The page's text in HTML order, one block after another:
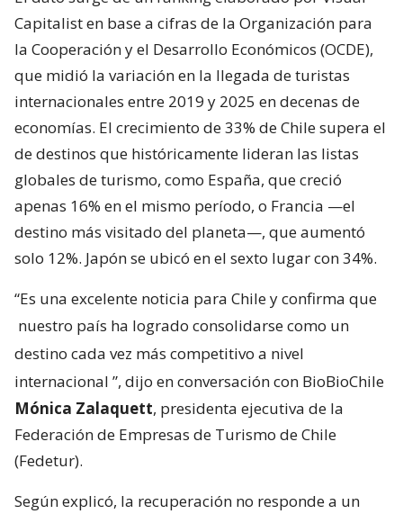
Capitalist en base a cifras de la Organización para
la Cooperación y el Desarrollo Económicos (OCDE),
que midió la variación en la llegada de turistas
internacionales entre 2019 y 2025 en decenas de
economías. El crecimiento de 33% de Chile supera el
de destinos que históricamente lideran las listas
globales de turismo, como España, que creció
apenas 16% en el mismo período, o Francia —el
destino más visitado del planeta—, que aumentó
solo 12%. Japón se ubicó en el sexto lugar con 34%.
“Es una excelente noticia para Chile y confirma que
nuestro país ha logrado consolidarse como un
destino cada vez más competitivo a nivel
internacional ”, dijo en conversación con BioBioChile
Mónica Zalaquett, presidenta ejecutiva de la
Federación de Empresas de Turismo de Chile
(Fedetur).
Según explicó, la recuperación no responde a un